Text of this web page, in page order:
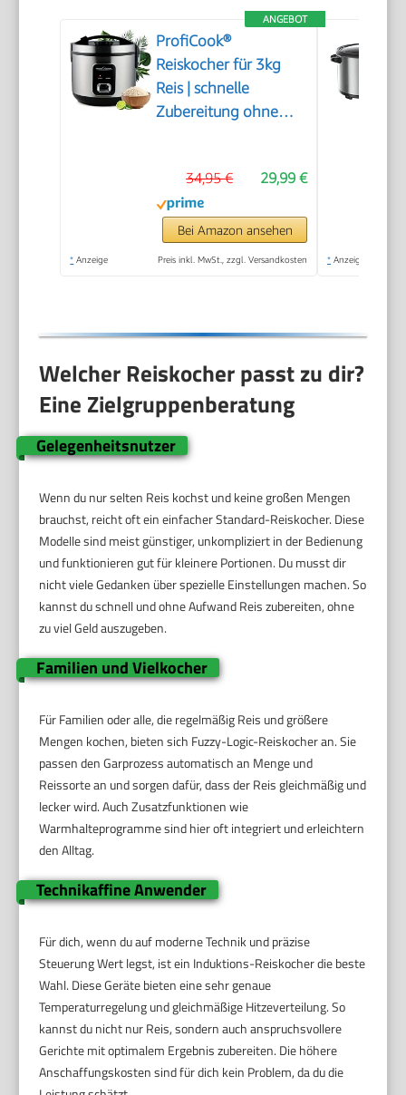
ANGEBOT
ProfiCook®
Reiskocher für 3kg
Reis | schnelle
Zubereitung ohne
inkl. Messbecher &
Reislöffel | Rice
Cooker mit Antihaft |
Reiskocher mit
29,99 €
34,95 €
Bei Amazon ansehen
* Anzeige Preis inkl. MwSt., zzgl. Versandkosten * Anzeige
Welcher Reiskocher passt zu dir?
Eine Zielgruppenberatung
Gelegenheitsnutzer
Wenn du nur selten Reis kochst und keine großen Mengen
brauchst, reicht oft ein einfacher Standard-Reiskocher. Diese
Modelle sind meist günstiger, unkompliziert in der Bedienung
und funktionieren gut für kleinere Portionen. Du musst dir
nicht viele Gedanken über spezielle Einstellungen machen. So
kannst du schnell und ohne Aufwand Reis zubereiten, ohne
zu viel Geld auszugeben.
Familien und Vielkocher
Für Familien oder alle, die regelmäßig Reis und größere
Mengen kochen, bieten sich Fuzzy-Logic-Reiskocher an. Sie
passen den Garprozess automatisch an Menge und
Reissorte an und sorgen dafür, dass der Reis gleichmäßig und
lecker wird. Auch Zusatzfunktionen wie
Warmhalteprogramme sind hier oft integriert und erleichtern
den Alltag.
Technikaffine Anwender
Für dich, wenn du auf moderne Technik und präzise
Steuerung Wert legst, ist ein Induktions-Reiskocher die beste
Wahl. Diese Geräte bieten eine sehr genaue
Temperaturregelung und gleichmäßige Hitzeverteilung. So
kannst du nicht nur Reis, sondern auch anspruchsvollere
Gerichte mit optimalem Ergebnis zubereiten. Die höhere
Anschaffungskosten sind für dich kein Problem, da du die